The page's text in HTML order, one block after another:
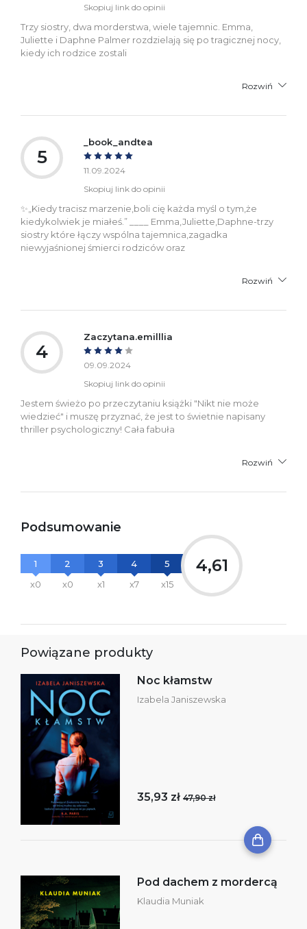
Skopiuj link do opinii
Trzy siostry, dwa morderstwa, wiele tajemnic. Emma,
Juliette i Daphne Palmer rozdzielają się po tragicznej nocy,
kiedy ich rodzice zostali
Rozwiń
5
_book_andtea
11.09.2024
Skopiuj link do opinii
✨„Kiedy tracisz marzenie,boli cię każda myśl o tym,że
kiedykolwiek je miałeś.” ____ Emma,Juliette,Daphne-trzy
siostry które łączy wspólna tajemnica,zagadka
niewyjaśnionej śmierci rodziców oraz
Rozwiń
4
Zaczytana.emilllia
09.09.2024
Skopiuj link do opinii
Jestem świeżo po przeczytaniu książki "Nikt nie może
wiedzieć" i muszę przyznać, że jest to świetnie napisany
thriller psychologiczny! Cała fabuła
Rozwiń
Podsumowanie
1
x0
2
x0
3
x1
4
x7
5
x15
4,61
Powiązane produkty
Noc kłamstw
Izabela Janiszewska
35,93 zł 47,90 zł
Pod dachem z mordercą
Klaudia Muniak